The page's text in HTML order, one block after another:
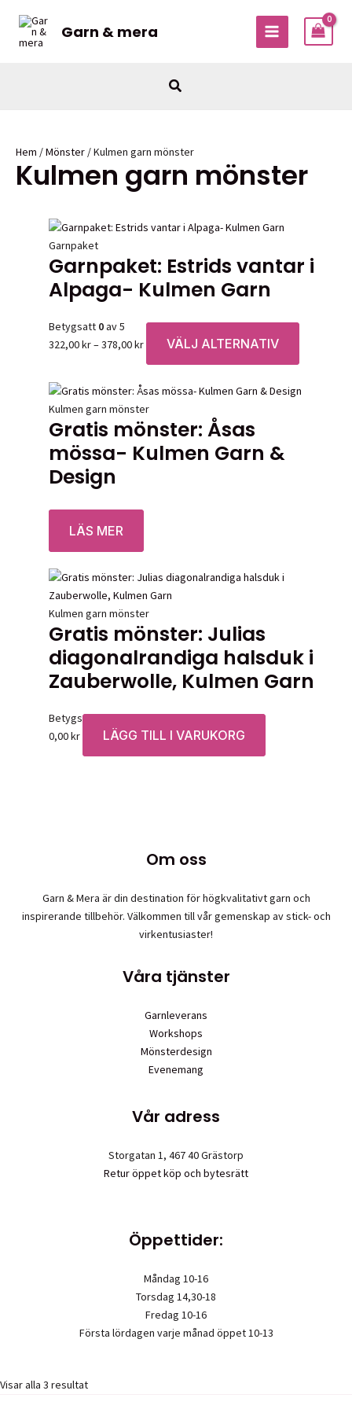
innehåll
Garn & mera
MAIN
Sök
Hem /Mönster / Kulmen garn mönster
Kulmen garn mönster
Visar alla 3 resultat
Garnpaket
Garnpaket: Estrids vantar i
Alpaga- Kulmen Garn
Betygsatt 0av 5
322,00kr–378,00krPrisintervall:
322,00 kr
378,00 kr
VÄLJ ALTERNATIV
här
har
Kulmen garn mönster
Gratis mönster: Åsas
mössa- Kulmen Garn &
Design
Betygsatt0av 5
LÄS MER
Kulmen garn mönster
Gratis mönster: Julias
diagonalrandiga halsduk i
Zauberwolle, Kulmen Garn
Betygsatt0av 5
0,00kr LÄGG TILL I VARUKORG
Om oss
Garn & Mera är din destination för högkvalitativt garn och
inspirerande tillbehör. Välkommen till vår gemenskap av stick- och
virkentusiaster!
Våra tjänster
Garnleverans
Workshops
Mönsterdesign
Evenemang
Vår adress
Storgatan 1, 467 40 Grästorp
Retur öppet köp och bytesrätt
Öppettider:
Måndag 10-16
Torsdag 14,30-18
Fredag 10-16
Första lördagen varje månad öppet 10-13